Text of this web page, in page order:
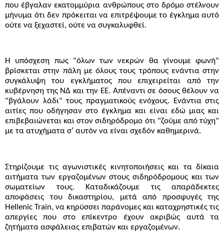
που έβγαλαν εκατομμύρια ανθρώπους στο δρόμο στέλνουν
μήνυμα ότι δεν πρόκειται να επιτρέψουμε το έγκλημα αυτό
ούτε να ξεχαστεί, ούτε να συγκαλυφθεί.
Η υπόσχεση πως "όλων των νεκρών θα γίνουμε φωνή"
βρίσκεται στην πάλη με όλους τους τρόπους ενάντια στην
συγκάλυψη του εγκλήματος που επιχειρείται από την
κυβέρνηση της ΝΔ και την ΕΕ. Απέναντι σε όσους θέλουν να
"βγάλουν λάδι" τους πραγματικούς ενόχους. Ενάντια στις
αιτίες που οδήγησαν στο έγκλημα και είναι εδώ μιας και
επιβεβαιώνεται και στον σιδηρόδρομο ότι "ζούμε από τύχη"
με τα ατυχήματα σ’ αυτόν να είναι σχεδόν καθημερινά.
Στηρίζουμε τις αγωνιστικές κινητοποιήσεις και τα δίκαια
αιτήματα των εργαζομένων στους σιδηρόδρομους και των
σωματείων τους. Καταδικάζουμε τις απαράδεκτες
αποφάσεις του δικαστηρίου, μετά από προσφυγές της
Hellenic Train, να κηρύσσει παράνομες και καταχρηστικές τις
απεργίες που στο επίκεντρο έχουν ακριβώς αυτά τα
ζητήματα ασφάλειας επιβατών και εργαζομένων.